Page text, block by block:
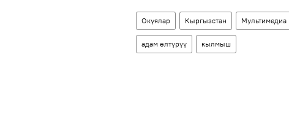
Окуялар Кыргызстан Мультимедиа
адам өлтүрүү кылмыш